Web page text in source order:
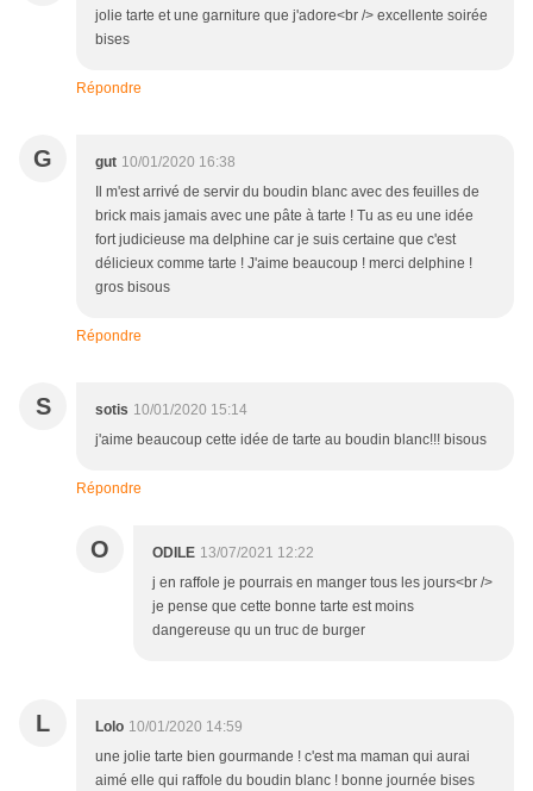
jolie tarte et une garniture que j'adore<br /> excellente soirée
bises
Répondre
G gut 10/01/2020 16:38
Il m'est arrivé de servir du boudin blanc avec des feuilles de
brick mais jamais avec une pâte à tarte ! Tu as eu une idée
fort judicieuse ma delphine car je suis certaine que c'est
délicieux comme tarte ! J'aime beaucoup ! merci delphine !
gros bisous
Répondre
S sotis 10/01/2020 15:14
j'aime beaucoup cette idée de tarte au boudin blanc!!! bisous
Répondre
O ODILE 13/07/2021 12:22
j en raffole je pourrais en manger tous les jours<br />
je pense que cette bonne tarte est moins
dangereuse qu un truc de burger
L Lolo 10/01/2020 14:59
une jolie tarte bien gourmande ! c'est ma maman qui aurai
aimé elle qui raffole du boudin blanc ! bonne journée bises